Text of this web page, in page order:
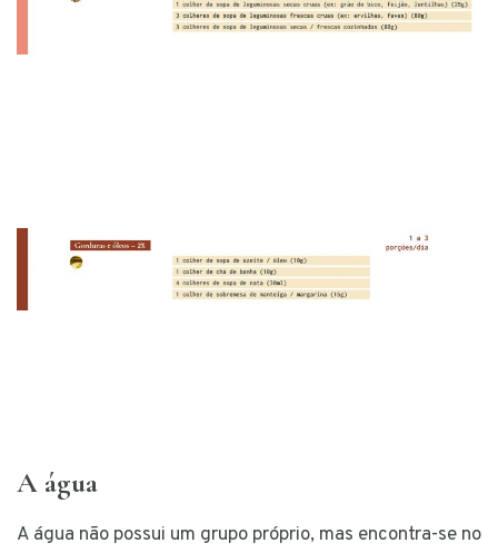
A água
A água não possui um grupo próprio, mas encontra-se no